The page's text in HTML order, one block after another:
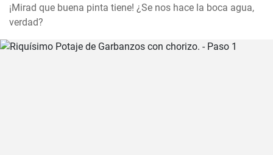
¡Mirad que buena pinta tiene! ¿Se nos hace la boca agua,
verdad?